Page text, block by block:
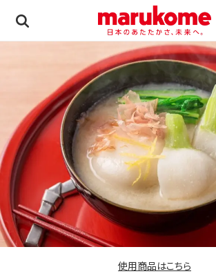
使用商品はこちら